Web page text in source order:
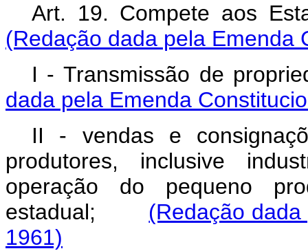
Art. 19. Compete aos
(Redação dada pela Emenda
I - Transmissão de
dada pela Emenda
II - vendas e
produtores, inclusive
operação do pequeno
estadual; (Redação
1961)